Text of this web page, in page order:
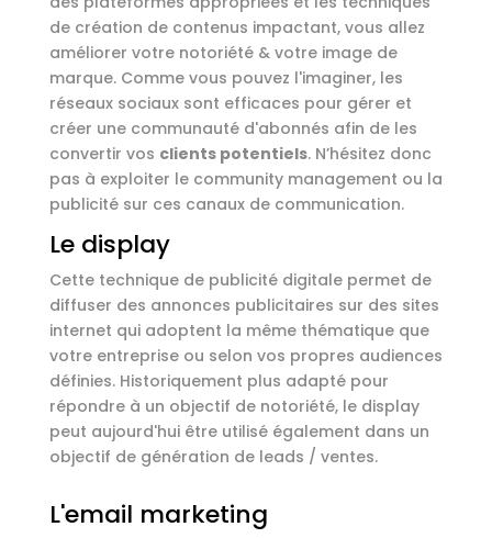
de création de contenus impactant, vous allez
améliorer votre notoriété & votre image de
marque. Comme vous pouvez l'imaginer, les
réseaux sociaux sont efficaces pour gérer et
créer une communauté d'abonnés afin de les
convertir vos clients potentiels. N’hésitez donc
pas à exploiter le community management ou la
publicité sur ces canaux de communication.
Le display
Cette technique de publicité digitale permet de
diffuser des annonces publicitaires sur des sites
internet qui adoptent la même thématique que
votre entreprise ou selon vos propres audiences
définies. Historiquement plus adapté pour
répondre à un objectif de notoriété, le display
peut aujourd'hui être utilisé également dans un
objectif de génération de leads / ventes.
L'email marketing